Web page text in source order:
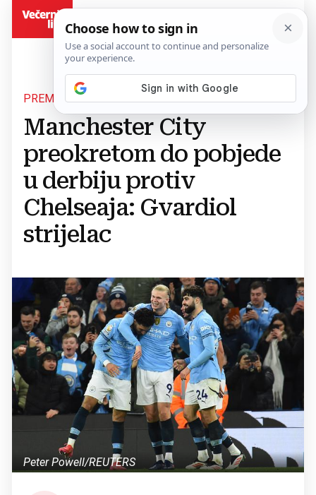
PREMIER LIGA
Manchester City
preokretom do pobjede
u derbiju protiv
Chelseaja: Gvardiol
strijelac
Peter Powell/REUTERS